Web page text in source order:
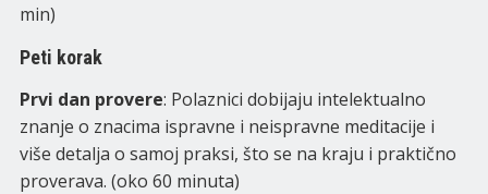
min)
Peti korak
Prvi dan provere: Polaznici dobijaju intelektualno
znanje o znacima ispravne i neispravne meditacije i
više detalja o samoj praksi, što se na kraju i praktično
proverava. (oko 60 minuta)